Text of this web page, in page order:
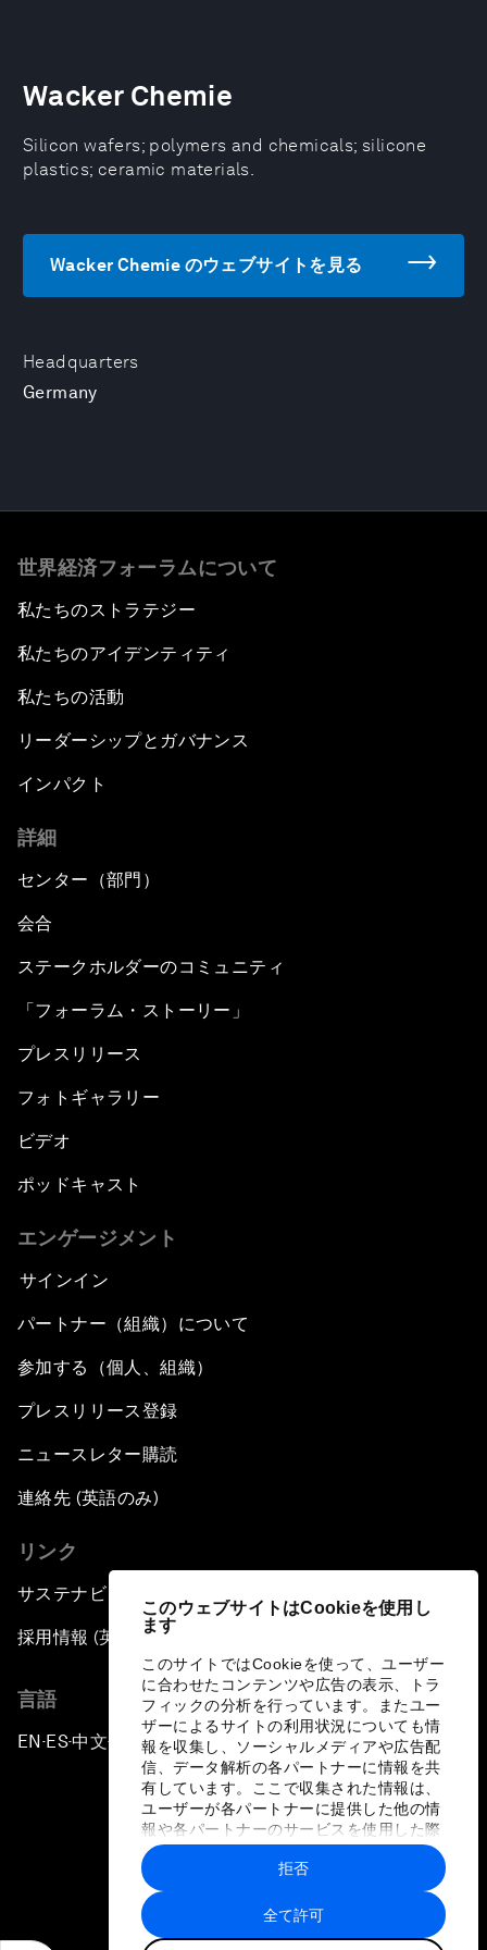
このウェブサイトはCookieを使用し
ます
このサイトではCookieを使って、ユーザー
に合わせたコンテンツや広告の表示、トラ
フィックの分析を行っています。またユー
ザーによるサイトの利用状況についても情
報を収集し、ソーシャルメディアや広告配
信、データ解析の各パートナーに情報を共
有しています。ここで収集された情報は、
ユーザーが各パートナーに提供した他の情
報や各パートナーのサービスを使用した際
に収集された情報と組み合わされ、各パー
トナーによって使用されることがありま
す。
全て許可
拒否
Headquarters
Germany
Wacker Chemie
Silicon wafers; polymers and chemicals; silicone
plastics; ceramic materials.
Wacker Chemie のウェブサイトを見る
世界経済フォーラムについて
私たちのストラテジー
私たちのアイデンティティ
私たちの活動
リーダーシップとガバナンス
インパクト
詳細
センター（部門）
会合
ステークホルダーのコミュニティ
「フォーラム・ストーリー」
プレスリリース
フォトギャラリー
ビデオ
ポッドキャスト
エンゲージメント
サインイン
パートナー（組織）について
参加する（個人、組織）
プレスリリース登録
ニュースレター購読
連絡先 (英語のみ)
リンク
サステナビリティへの取り組み
採用情報 (英語のみ)
言語
EN ▪ES▪中文▪ 日本語
プライバシーポリシーと利用規約
サイトマップ